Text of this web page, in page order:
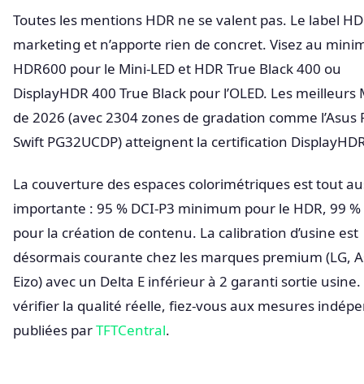
Toutes les mentions HDR ne se valent pas. Le label
marketing et n’apporte rien de concret. Visez au
HDR600 pour le Mini-LED et HDR True Black 400 ou
DisplayHDR 400 True Black pour l’OLED. Les meilleurs
de 2026 (avec 2304 zones de gradation comme l’Asus
Swift PG32UCDP) atteignent la certification
La couverture des espaces colorimétriques est tout
importante : 95 % DCI-P3 minimum pour le HDR, 99 %
pour la création de contenu. La calibration d’usine est
désormais courante chez les marques premium (LG,
Eizo) avec un Delta E inférieur à 2 garanti sortie
vérifier la qualité réelle, fiez-vous aux mesures
publiées parTFTCentral.